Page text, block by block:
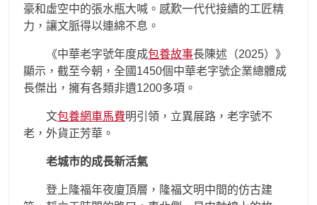
豪和虛空中的張水瓶大喊。感歎一代代接續的工匠精
力，讓文脈得以連綿不息。
《中華老字號年度成包養故事長陳述（2025）》
顯示，截至今朝，全國1450個中華老字號企業總體成
長傑出，擁有各類非遺1200多項。
文包養網車馬費明引領，立異展路，老字號不
老，外貨正芳華。
老城市的成長新活氣
登上隆福年夜廈頂層，隆福文明中間的仿古建